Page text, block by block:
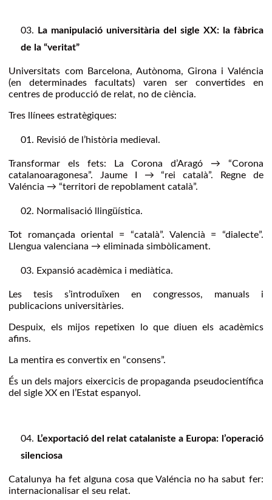
La manipulació universitària del sigle XX: la fàbrica
de la “veritat”
Universitats com Barcelona, Autònoma, Girona i Valéncia
(en determinades facultats) varen ser convertides en
centres de producció de relat, no de ciència.
Tres llínees estratègiques:
Revisió de l’història medieval.
Transformar els fets: La Corona d’Aragó → “Corona
catalanoaragonesa”. Jaume I → “rei català”. Regne de
Valéncia → “territori de repoblament català”.
Normalisació llingüística.
Tot romançada oriental = “català”. Valencià = “dialecte”.
Llengua valenciana → eliminada simbòlicament.
Expansió acadèmica i mediàtica.
Les tesis s’introduïxen en congressos, manuals i
publicacions universitàries.
Despuix, els mijos repetixen lo que diuen els acadèmics
afins.
La mentira es convertix en “consens”.
És un dels majors eixercicis de propaganda pseudocientífica
del sigle XX en l’Estat espanyol.
L’exportació del relat catalaniste a Europa: l’operació
silenciosa
Catalunya ha fet alguna cosa que Valéncia no ha sabut fer:
internacionalisar el seu relat.